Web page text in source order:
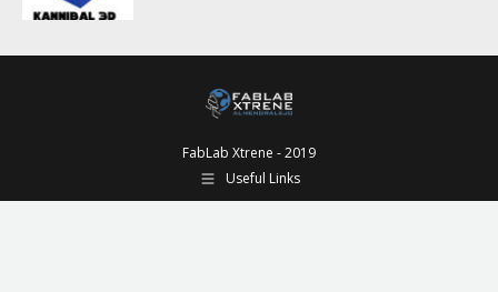
FabLab Xtrene - 2019
Useful Links